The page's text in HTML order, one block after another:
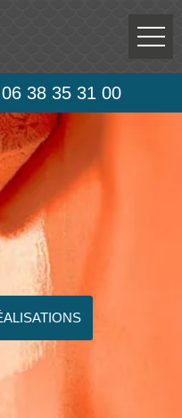
06 38 35 31 00